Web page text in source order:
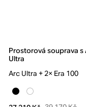
Prostorová souprava s
Ultra
Arc Ultra + 2× Era 100